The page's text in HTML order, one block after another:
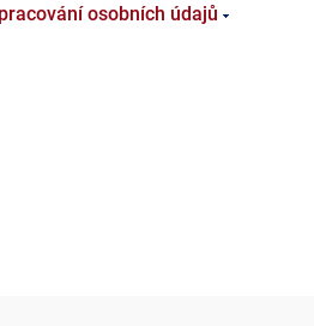
osobních údajů